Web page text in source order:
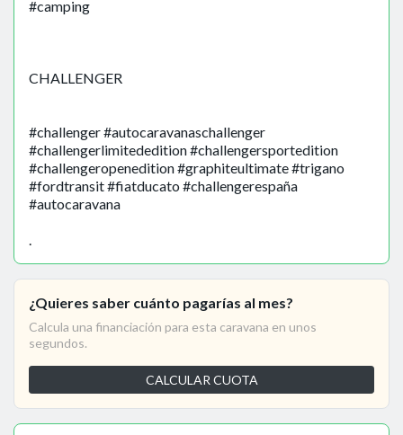
#camping
CHALLENGER
#challenger #autocaravanaschallenger
#challengerlimitededition #challengersportedition
#challengeropenedition #graphiteultimate #trigano
#fordtransit #fiatducato #challengerespaña
#autocaravana
.
¿Quieres saber cuánto pagarías al mes?
Calcula una financiación para esta caravana en unos
segundos.
CALCULAR CUOTA